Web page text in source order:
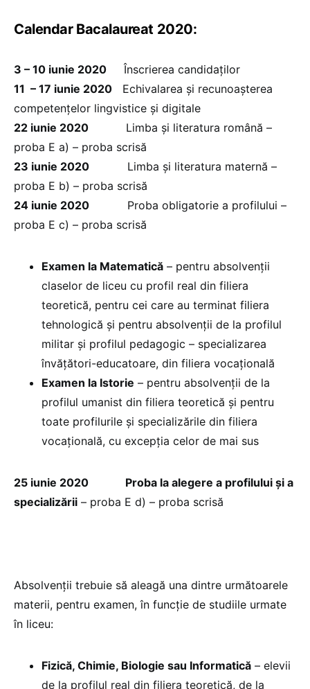
Calendar Bacalaureat 2020:
3 – 10 iunie 2020 Înscrierea candidaților
11 – 17 iunie 2020 Echivalarea și recunoașterea
competențelor lingvistice și digitale
22 iunie 2020
Limba și literatura română –
proba E a) – proba scrisă
23 iunie 2020 Limba și literatura maternă –
proba E b) – proba scrisă
24 iunie 2020 Proba obligatorie a profilului –
proba E c) – proba scrisă
Examen la Matematică – pentru absolvenții
claselor de liceu cu profil real din filiera
teoretică, pentru cei care au terminat filiera
tehnologică și pentru absolvenții de la profilul
militar și profilul pedagogic – specializarea
învățători-educatoare, din filiera vocațională
Examen la Istorie – pentru absolvenții de la
profilul umanist din filiera teoretică și pentru
toate profilurile și specializările din filiera
vocațională, cu excepția celor de mai sus
25 iunie 2020
Proba la alegere a profilului și a
specializării – proba E d) – proba scrisă
Absolvenții trebuie să aleagă una dintre următoarele
materii, pentru examen, în funcție de studiile urmate
în liceu:
Fizică, Chimie, Biologie sau Informatică – elevii
de la profilul real din filiera teoretică, de la